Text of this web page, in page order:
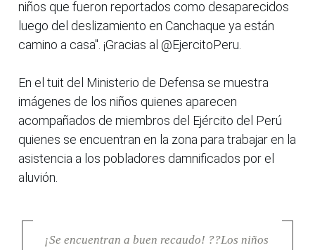
niños que fueron reportados como desaparecidos
luego del deslizamiento en Canchaque ya están
camino a casa". ¡Gracias al @EjercitoPeru.
En el tuit del Ministerio de Defensa se muestra
imágenes de los niños quienes aparecen
acompañados de miembros del Ejército del Perú
quienes se encuentran en la zona para trabajar en la
asistencia a los pobladores damnificados por el
aluvión.
¡Se encuentran a buen recaudo! ??Los niños